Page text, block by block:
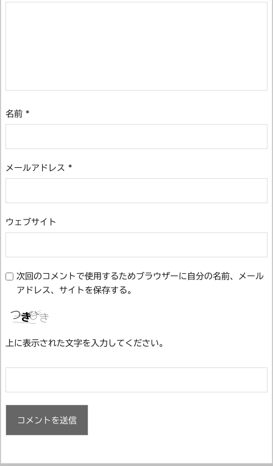
名前 *
メールアドレス *
ウェブサイト
次回のコメントで使用するためブラウザーに自分の名前、メール
アドレス、サイトを保存する。
上に表示された文字を入力してください。